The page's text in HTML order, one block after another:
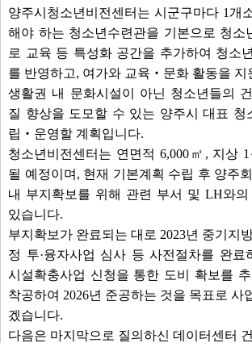
양주시청소년비전센터는 시군구마다 1개
해야 하는 청소년수련관을 기본으로 청소
로 교육 등 특성화 공간을 추가하여 청소
를 반영하고, 여가와 교육‧문화 활동을 지
생활권 내 문화시설이 아닌 청소년들의
질 향상을 도모할 수 있는 양주시 대표 청
립‧운영할 계획입니다.
청소년비전센터는 연면적 6,000㎡, 지상
될 예정이며, 현재 기본계획 수립 후 양주
내 부지확보를 위해 관련 부서 및 LH와의
있습니다.
부지확보가 완료되는 대로 2023년 중기지
정 투·융자사업 심사 등 사전절차를 완료
시설확충사업 신청을 통한 도비 확보를
착공하여 2026년 준공하는 것을 목표로 사
겠습니다.
다음은 마지막으로 질의하신 데이터센터